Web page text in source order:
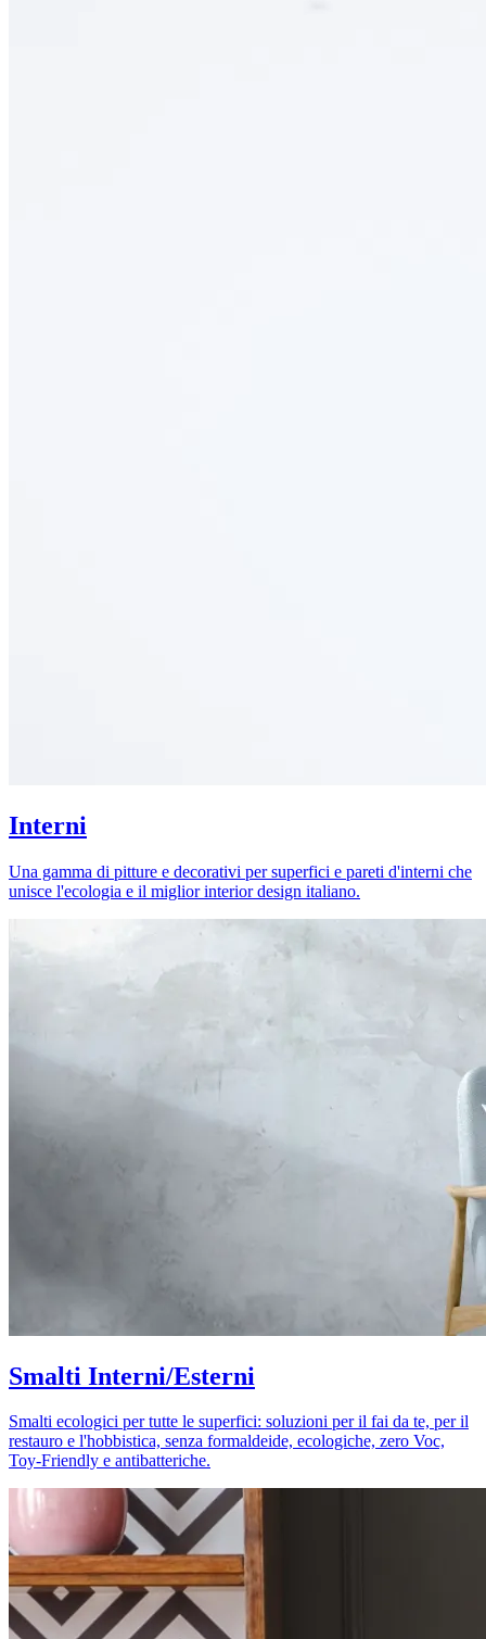
Interni
Una gamma di pitture e decorativi per superfici e pareti d'interni che
unisce l'ecologia e il miglior interior design italiano.
Smalti Interni/Esterni
Smalti ecologici per tutte le superfici: soluzioni per il fai da te, per il
restauro e l'hobbistica, senza formaldeide, ecologiche, zero Voc,
Toy-Friendly e antibatteriche.